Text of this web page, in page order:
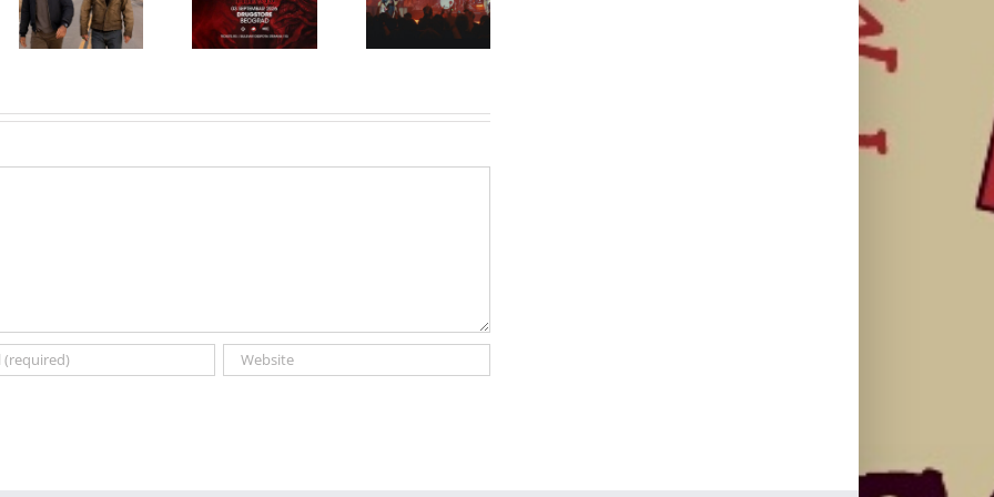
predstavio
službeni
THINGS
muzika iz
grupe GREEN
DAY, stiže u
ekskluzivno